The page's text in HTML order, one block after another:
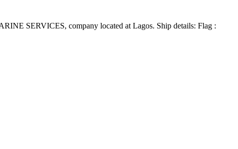
SERVICES, company located at Lagos. Ship details: Flag :